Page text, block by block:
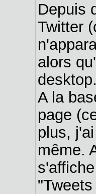
Depuis
Twitter
alors
desktop.
A la
page
plus,
même.